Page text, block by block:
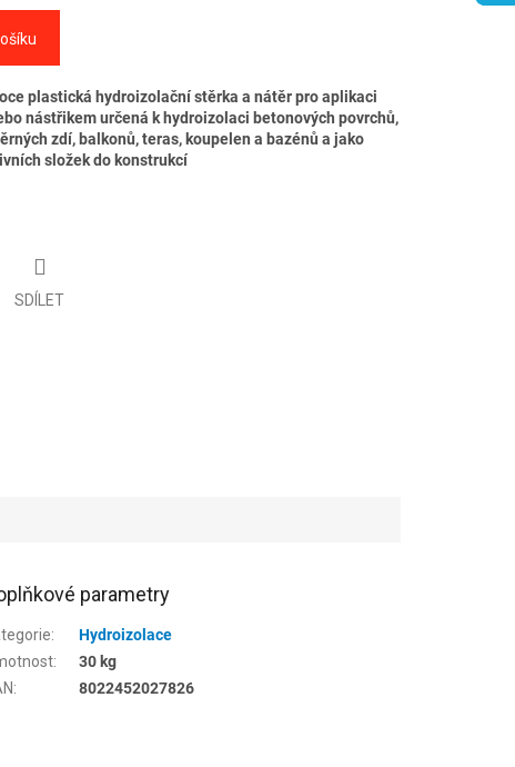
plastická hydroizolační stěrka a nátěr pro aplikaci
nástřikem určená k hydroizolaci betonových povrchů,
zdí, balkonů, teras, koupelen a bazénů a jako
složek do konstrukcí
SDÍLET
parametry
:
Hydroizolace
:
30 kg
: 8022452027826